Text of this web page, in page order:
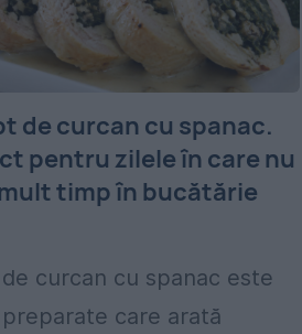
de curcan cu spanac.
pentru zilele în care nu
timp în bucătărie
curcan cu spanac este
care arată